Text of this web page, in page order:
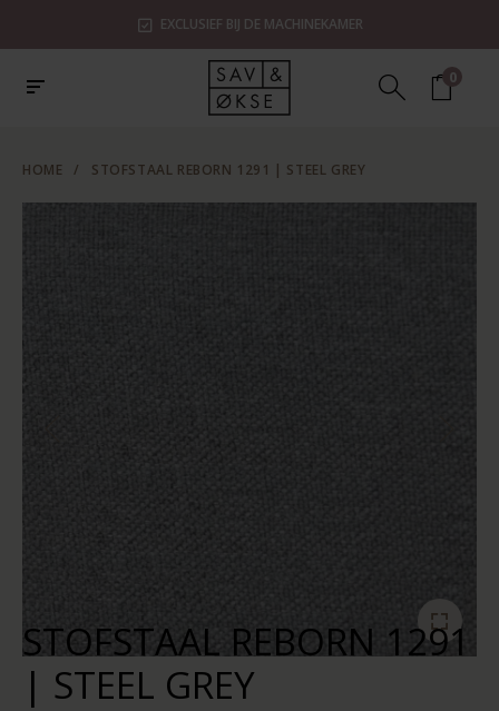
EXCLUSIEF BIJ DE MACHINEKAMER
0
HOME / STOFSTAAL REBORN 1291 | STEEL GREY
STOFSTAAL REBORN 1291
| STEEL GREY